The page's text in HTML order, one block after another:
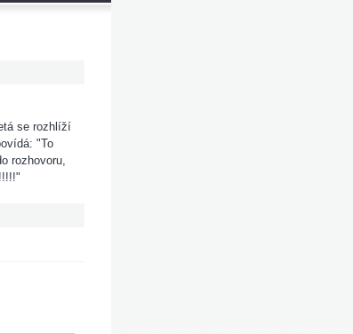
se rozhlíží
"To
rozhovoru,